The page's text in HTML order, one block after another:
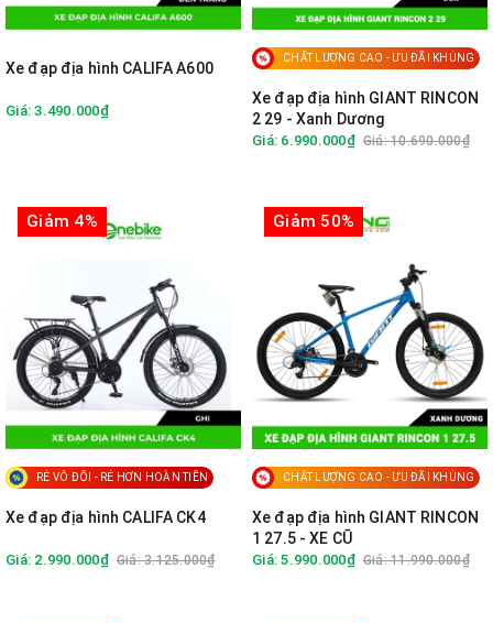
Xe đạp địa hình CALIFA A600
Giá: 3.490.000₫
CHẤT LƯỢNG CAO - ƯU ĐÃI KHỦNG
Xe đạp địa hình GIANT RINCON
2 29 - Xanh Dương
Giá: 6.990.000₫ Giá: 10.690.000₫
Giảm 4%
RẺ VÔ ĐỐI - RẺ HƠN HOÀN TIỀN
Xe đạp địa hình CALIFA CK4
Giá: 2.990.000₫ Giá: 3.125.000₫
Giảm 50%
CHẤT LƯỢNG CAO - ƯU ĐÃI KHỦNG
Xe đạp địa hình GIANT RINCON
1 27.5 - XE CŨ
Giá: 5.990.000₫ Giá: 11.990.000₫